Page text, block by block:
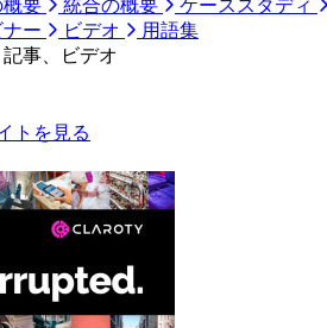
概要
統合の概要
ケーススタディ
ー
ビデオ
用語集
事、ビデオ
トを見る